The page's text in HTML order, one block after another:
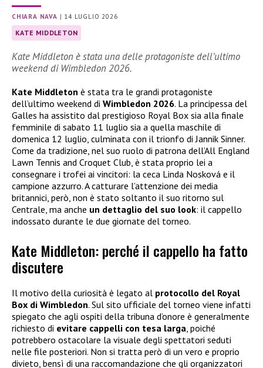
CHIARA NAVA | 14 LUGLIO 2026
KATE MIDDLETON
Kate Middleton è stata una delle protagoniste dell’ultimo
weekend di Wimbledon 2026.
Kate Middleton è stata tra le grandi protagoniste
dell’ultimo weekend di Wimbledon 2026. La principessa del
Galles ha assistito dal prestigioso Royal Box sia alla finale
femminile di sabato 11 luglio sia a quella maschile di
domenica 12 luglio, culminata con il trionfo di Jannik Sinner.
Come da tradizione, nel suo ruolo di patrona dell’All England
Lawn Tennis and Croquet Club, è stata proprio lei a
consegnare i trofei ai vincitori: la ceca Linda Nosková e il
campione azzurro. A catturare l’attenzione dei media
britannici, però, non è stato soltanto il suo ritorno sul
Centrale, ma anche un dettaglio del suo look: il cappello
indossato durante le due giornate del torneo.
Kate Middleton: perché il cappello ha fatto
discutere
Il motivo della curiosità è legato al protocollo del Royal
Box di Wimbledon. Sul sito ufficiale del torneo viene infatti
spiegato che agli ospiti della tribuna d’onore è generalmente
richiesto di evitare cappelli con tesa larga, poiché
potrebbero ostacolare la visuale degli spettatori seduti
nelle file posteriori. Non si tratta però di un vero e proprio
divieto, bensì di una raccomandazione che gli organizzatori